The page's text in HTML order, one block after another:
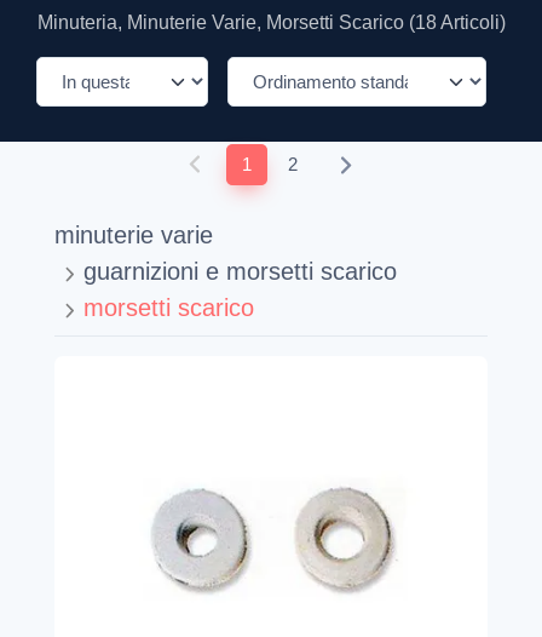
Minuteria, Minuterie Varie, Morsetti Scarico (18 Articoli)
1 2
minuterie varie
guarnizioni e morsetti scarico
morsetti scarico